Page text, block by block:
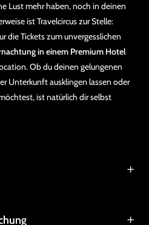
Lust mehr haben, noch in deinen
ist Travelcircus zur Stelle:
die Tickets zum unvergesslichen
in einem Premium Hotel
Ob du deinen gelungenen
Unterkunft ausklingen lassen oder
ist natürlich dir selbst